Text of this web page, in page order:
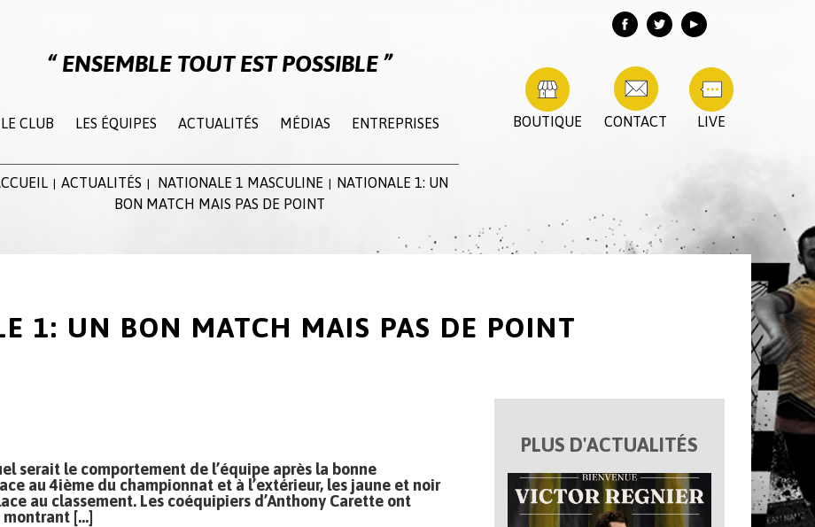
ENSEMBLE TOUT EST POSSIBLE
LE CLUB LES ÉQUIPES ACTUALITÉS MÉDIAS ENTREPRISES
| ACTUALITÉS NATIONALE 1 MASCULINE
NATIONALE 1: UN
BON MATCH MAIS PAS DE POINT
LIVE
CONTACT
BOUTIQUE
1: UN BON MATCH MAIS PAS DE POINT
serait le comportement de l’équipe après la bonne
au 4ième du championnat et à l’extérieur, les jaune et noir
au classement. Les coéquipiers d’Anthony Carette ont
[…]
PLUS D'ACTUALITÉS